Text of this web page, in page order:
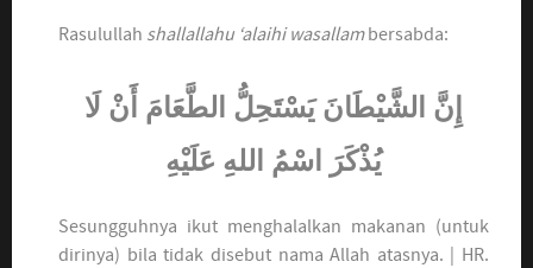
Rasulullah shallallahu ‘alaihi wasallambersabda:
إِنَّ الشَّيْطَانَ يَسْتَحِلُّ الطَّعَامَ أَنْ لَا
يُذْكَرَ اسْمُ اللهِ عَلَيْهِ
Sesungguhnya ikut menghalalkan makanan (untuk
dirinya) bila tidak disebut nama Allah atasnya. | HR.